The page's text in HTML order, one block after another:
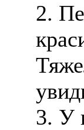
2.
3. У